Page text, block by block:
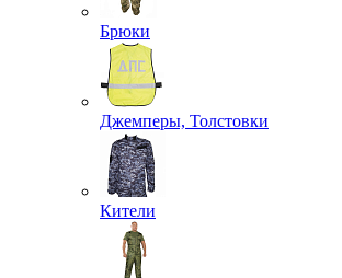
Брюки
Джемперы, Толстовки
Кители